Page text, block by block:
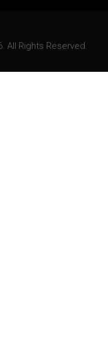
All Rights Reserved.